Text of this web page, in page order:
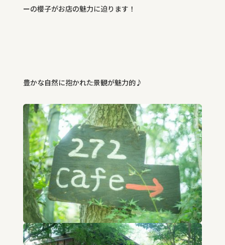
ーの櫻子がお店の魅力に迫ります！
豊かな自然に抱かれた景観が魅力的♪